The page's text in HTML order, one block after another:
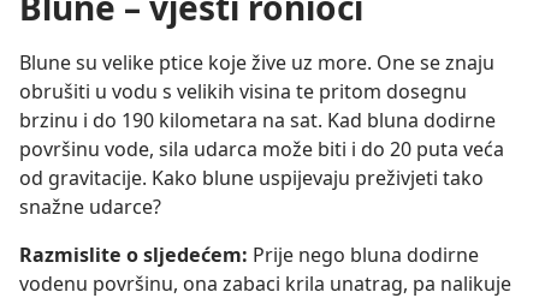
Blune su velike ptice koje žive uz more. One se znaju
obrušiti u vodu s velikih visina te pritom dosegnu
brzinu i do 190 kilometara na sat. Kad bluna dodirne
površinu vode, sila udarca može biti i do 20 puta veća
od gravitacije. Kako blune uspijevaju preživjeti tako
snažne udarce?
Razmislite o sljedećem: Prije nego bluna dodirne
vodenu površinu, ona zabaci krila unatrag, pa nalikuje